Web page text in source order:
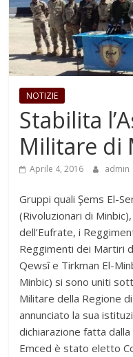
NOTIZIE
Stabilita
Militare di
Aprile 4, 2016 admin
Gruppi quali Şems El-
(Rivoluzionari di
dell’Eufrate, i
Reggimenti dei Martiri
Qewsî e Tirkman El-
Minbic) si sono uniti
Militare della Regione di
annunciato la sua
dichiarazione fatta
Emced è stato eletto